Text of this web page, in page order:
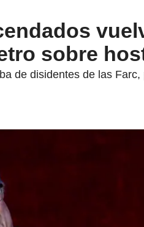
sobre
de disidentes de las